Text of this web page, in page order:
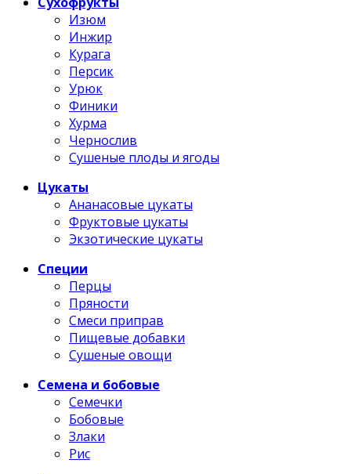
Изюм
Инжир
Курага
Персик
Урюк
Финики
Хурма
Чернослив
Сушеные плоды и ягоды
Цукаты
Ананасовые цукаты
Фруктовые цукаты
Экзотические цукаты
Специи
Перцы
Пряности
Смеси приправ
Пищевые добавки
Сушеные овощи
Семена и бобовые
Семечки
Бобовые
Злаки
Рис